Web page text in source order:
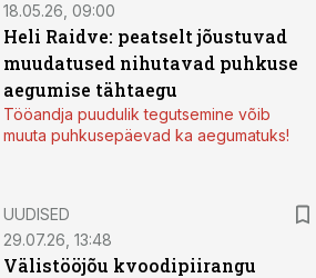
18.05.26, 09:00
Heli Raidve: peatselt jõustuvad
muudatused nihutavad puhkuse
aegumise tähtaegu
Tööandja puudulik tegutsemine võib
muuta puhkusepäevad ka aegumatuks!
UUDISED
29.07.26, 13:48
Välistööjõu kvoodipiirangu